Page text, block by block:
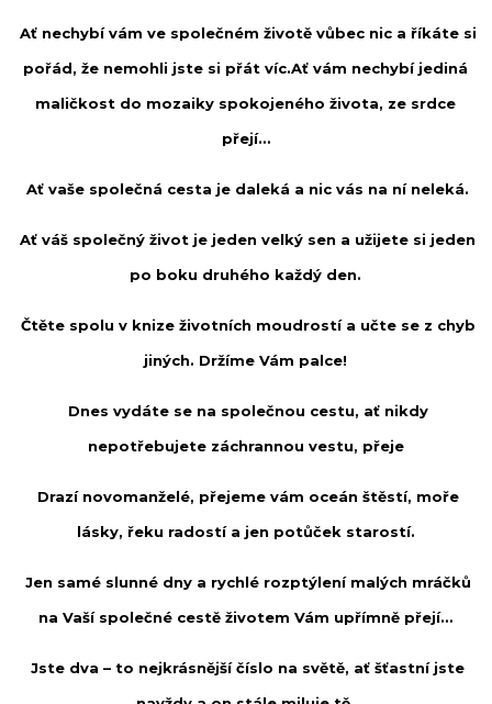
Ať nechybí vám ve společném životě vůbec nic a říkáte si
pořád, že nemohli jste si přát víc.Ať vám nechybí jediná
maličkost do mozaiky spokojeného života, ze srdce
přejí…
Ať vaše společná cesta je daleká a nic vás na ní neleká.
Ať váš společný život je jeden velký sen a užijete si jeden
po boku druhého každý den.
Čtěte spolu v knize životních moudrostí a učte se z chyb
jiných. Držíme Vám palce!
Dnes vydáte se na společnou cestu, ať nikdy
nepotřebujete záchrannou vestu, přeje
Drazí novomanželé, přejeme vám oceán štěstí, moře
lásky, řeku radostí a jen potůček starostí.
Jen samé slunné dny a rychlé rozptýlení malých mráčků
na Vaší společné cestě životem Vám upřímně přejí…
Jste dva – to nejkrásnější číslo na světě, ať šťastní jste